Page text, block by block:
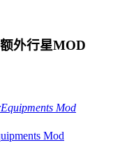
外行星MOD
Mod